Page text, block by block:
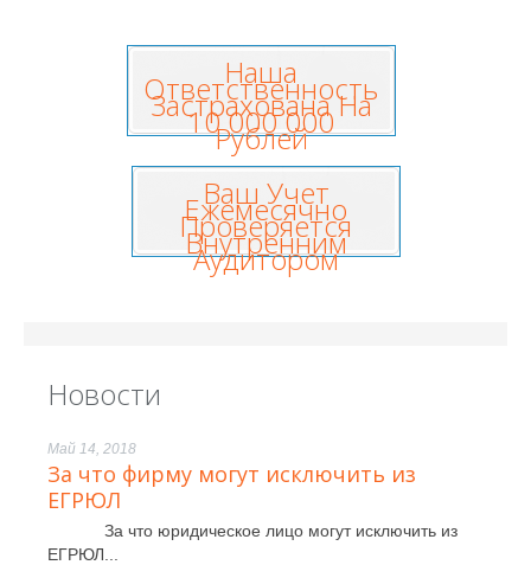
Наша
Ответственность
Застрахована На
10 000 000
Рублей
Ваш Учет
Ежемесячно
Проверяется
Внутренним
Аудитором
Новости
Май 14, 2018
За что фирму могут исключить из
ЕГРЮЛ
За что юридическое лицо могут исключить из
ЕГРЮЛ...